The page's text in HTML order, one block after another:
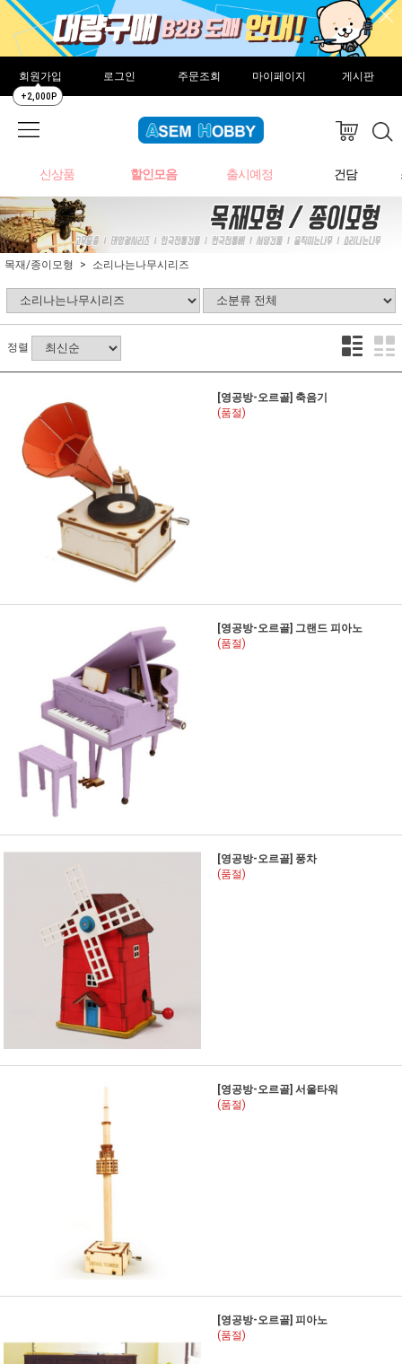
회원가입
+2,000P
로그인 주문조회 마이페이지 게시판
신상품 할인모음 출시예정 건담
목재/종이모형 소리나는나무시리즈
정렬
[영공방-오르골] 축음기
(품절)
[영공방-오르골] 그랜드 피아노
(품절)
[영공방-오르골] 풍차
(품절)
[영공방-오르골] 서울타워
(품절)
[영공방-오르골] 피아노
(품절)